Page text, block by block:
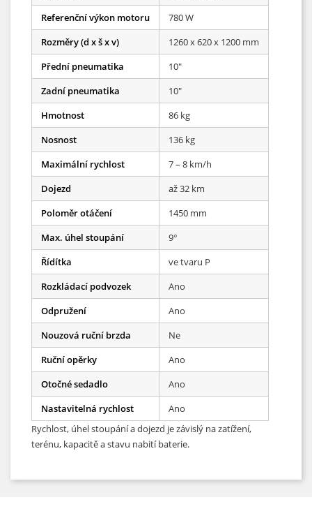
Referenční výkon motoru
780 W
Rozměry (d x š x v)
1260 x 620 x 1200 mm
Přední pneumatika
10″
Zadní pneumatika
10″
Hmotnost
86 kg
Nosnost
136 kg
Maximální rychlost
7 – 8 km/h
Dojezd
až 32 km
Poloměr otáčení
1450 mm
Max. úhel stoupání
9°
Řídítka
ve tvaru P
Rozkládací podvozek
Ano
Odpružení
Ano
Nouzová ruční brzda
Ne
Ruční opěrky
Ano
Otočné sedadlo
Ano
Nastavitelná rychlost
Ano
Rychlost, úhel stoupání a dojezd je závislý na zatížení,
terénu, kapacitě a stavu nabití baterie.